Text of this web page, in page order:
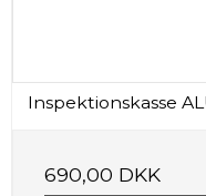
Inspektionskasse
690,00 DKK